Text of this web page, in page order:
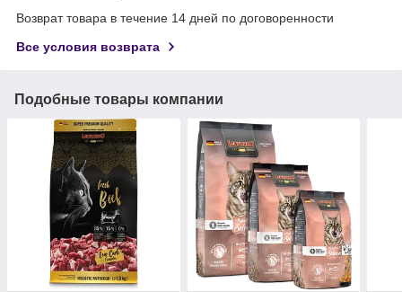
Возврат товара в течение 14 дней по договоренности
Все условия возврата
Подобные товары компании